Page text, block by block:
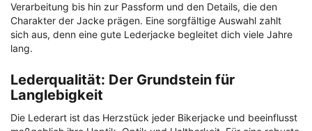
Verarbeitung bis hin zur Passform und den Details, die den
Charakter der Jacke prägen. Eine sorgfältige Auswahl zahlt
sich aus, denn eine gute Lederjacke begleitet dich viele Jahre
lang.
Lederqualität: Der Grundstein für
Langlebigkeit
Die Lederart ist das Herzstück jeder Bikerjacke und beeinflusst